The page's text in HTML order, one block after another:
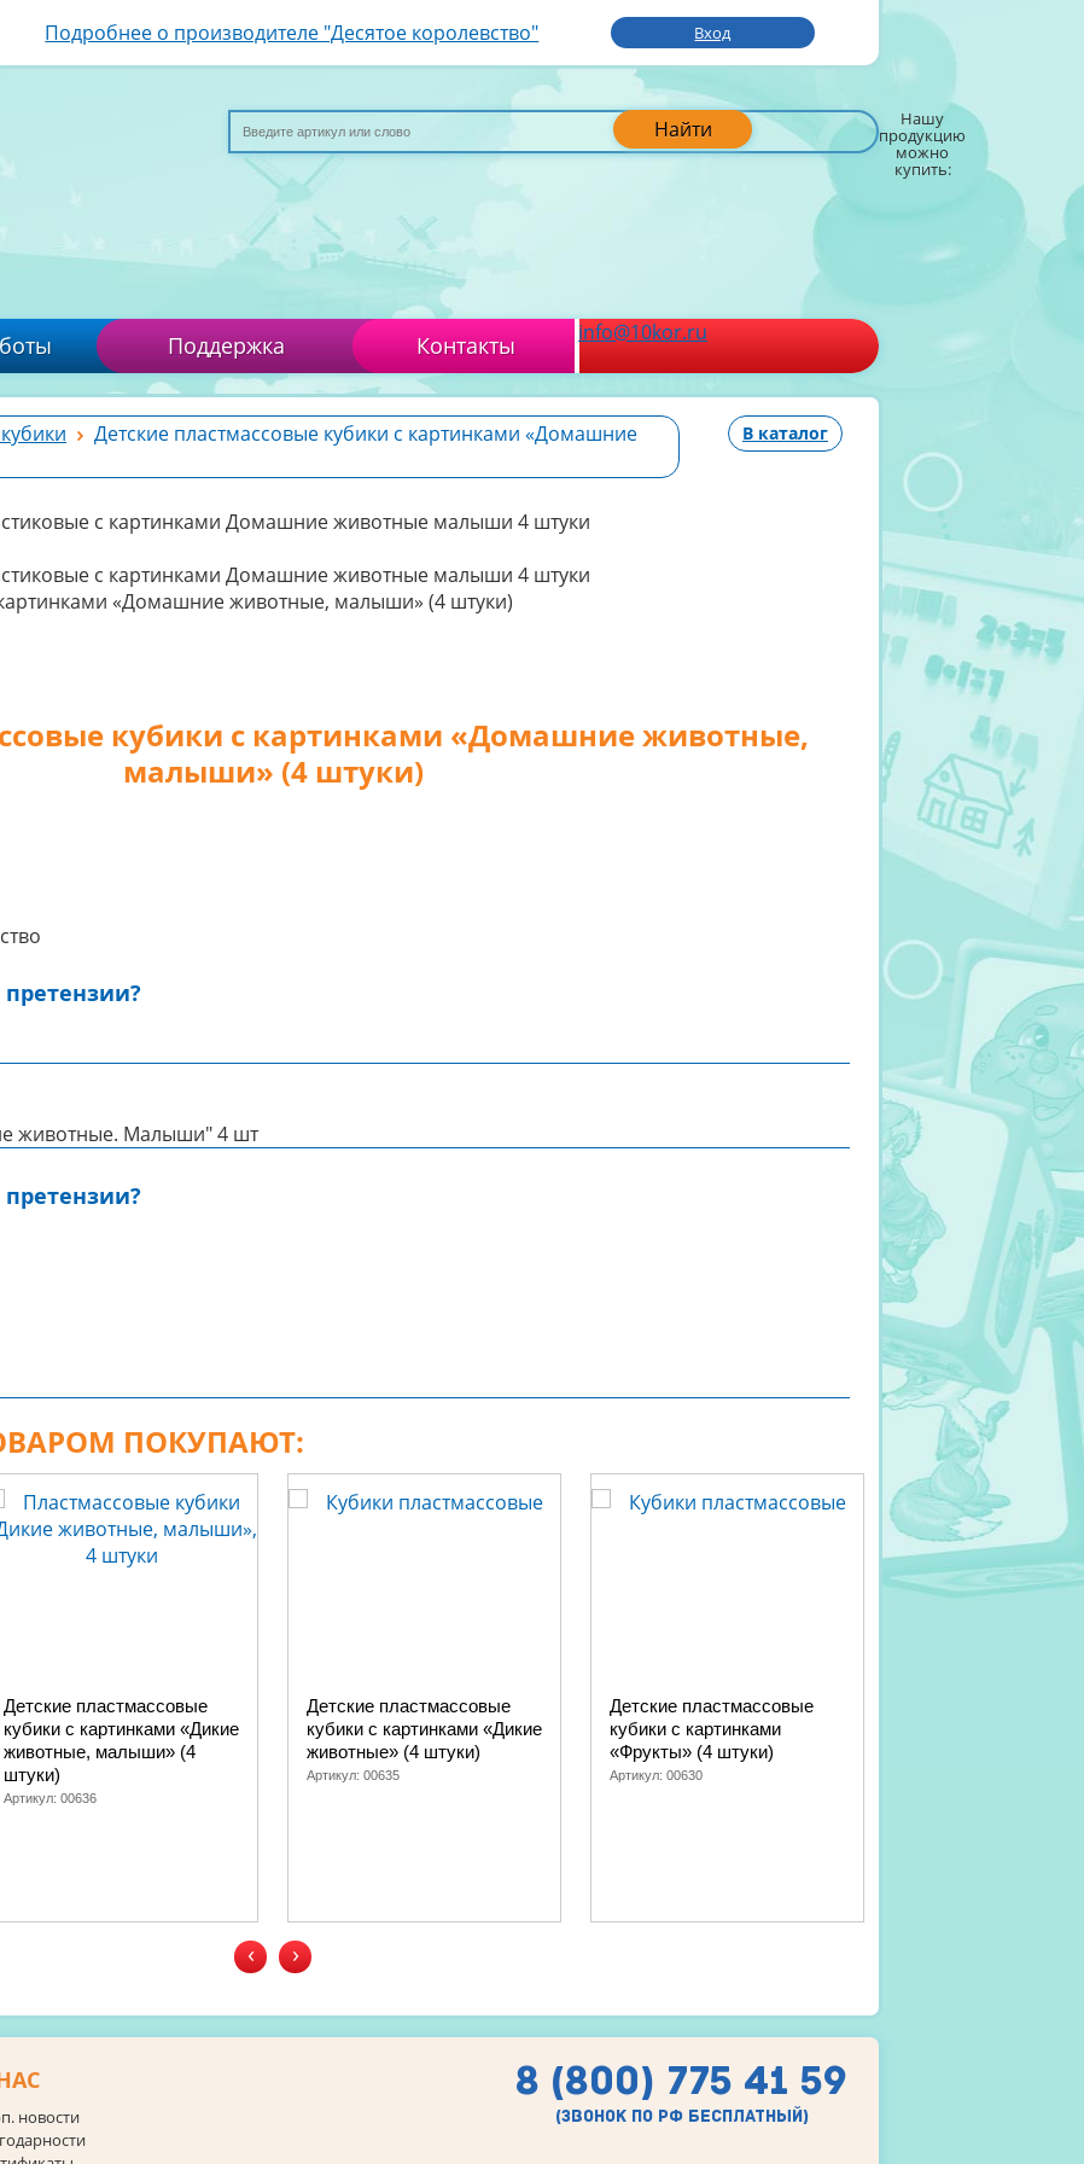
Подробнее о производителе "Десятое королевство" Вход
Найти Нашу
продукцию
можно
купить:
Поддержка Контакты info@10kor.ru
Детские пластмассовые кубики с картинками «Домашние
В каталог
«Домашние животные, малыши» (4 штуки)
кубики с картинками «Домашние животные,
малыши» (4 штуки)
животные. Малыши" 4 шт
ПОКУПАЮТ:
Детские пластмассовые
кубики с картинками «Дикие
животные, малыши» (4
штуки)
Артикул: 00636
Детские пластмассовые
кубики с картинками «Дикие
животные» (4 штуки)
Артикул: 00635
Детские пластмассовые
кубики с картинками
«Фрукты» (4 штуки)
Артикул: 00630
‹ ›
новости
8 (800) 775 41 59
(звонок по рф бесплатный)